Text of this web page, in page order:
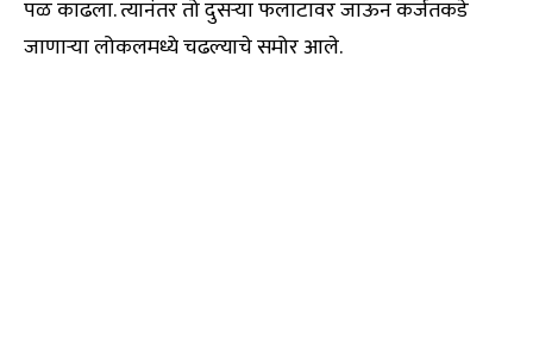
पळ काढला. त्यानंतर तो दुसऱ्या फलाटावर जाऊन कर्जतकडे
जाणाऱ्या लोकलमध्ये चढल्याचे समोर आले.